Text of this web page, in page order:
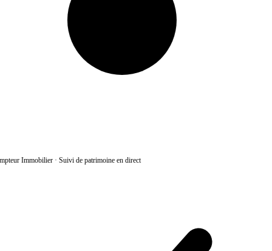
Immobilier·Suivi de patrimoine en direct